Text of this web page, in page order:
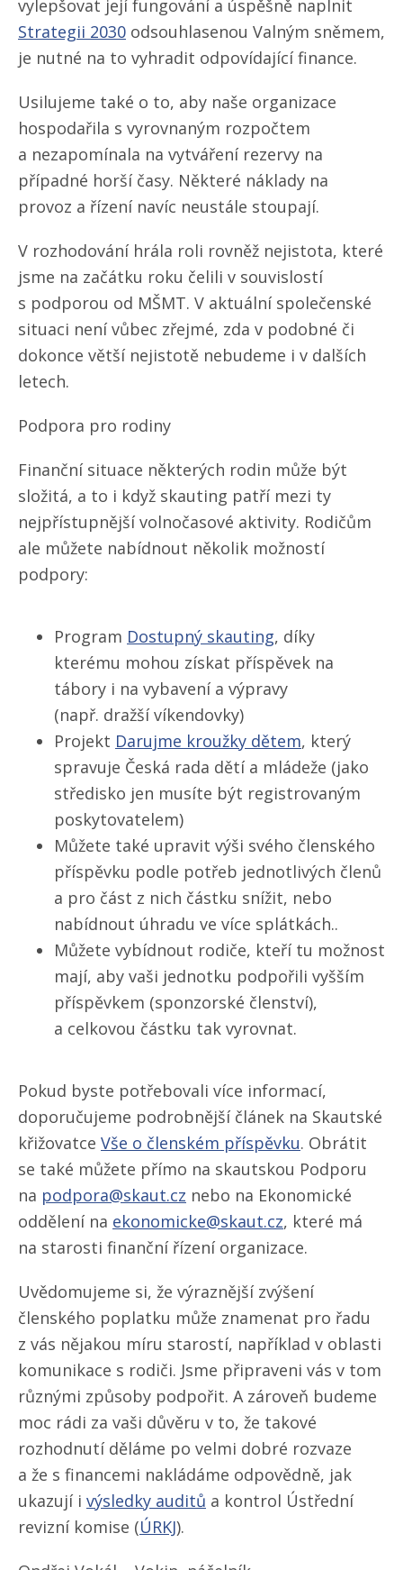
vylepšovat její fungování a úspěšně naplnit
Strategii 2030 odsouhlasenou Valným sněmem,
je nutné na to vyhradit odpovídající finance.
Usilujeme také o to, aby naše organizace
hospodařila s vyrovnaným rozpočtem
a nezapomínala na vytváření rezervy na
případné horší časy. Některé náklady na
provoz a řízení navíc neustále stoupají.
V rozhodování hrála roli rovněž nejistota, které
jsme na začátku roku čelili v souvislostí
s podporou od MŠMT. V aktuální společenské
situaci není vůbec zřejmé, zda v podobné či
dokonce větší nejistotě nebudeme i v dalších
letech.
Podpora pro rodiny
Finanční situace některých rodin může být
složitá, a to i když skauting patří mezi ty
nejpřístupnější volnočasové aktivity. Rodičům
ale můžete nabídnout několik možností
podpory:
Program Dostupný skauting, díky
kterému mohou získat příspěvek na
tábory i na vybavení a výpravy
(např. dražší víkendovky)
Projekt Darujme kroužky dětem, který
spravuje Česká rada dětí a mládeže (jako
středisko jen musíte být registrovaným
poskytovatelem)
Můžete také upravit výši svého členského
příspěvku podle potřeb jednotlivých členů
a pro část z nich částku snížit, nebo
nabídnout úhradu ve více splátkách..
Můžete vybídnout rodiče, kteří tu možnost
mají, aby vaši jednotku podpořili vyšším
příspěvkem (sponzorské členství),
a celkovou částku tak vyrovnat.
Pokud byste potřebovali více informací,
doporučujeme podrobnější článek na Skautské
křižovatce Vše o členském příspěvku. Obrátit
se také můžete přímo na skautskou Podporu
na podpora@skaut.cz nebo na Ekonomické
oddělení na ekonomicke@skaut.cz, které má
na starosti finanční řízení organizace.
Uvědomujeme si, že výraznější zvýšení
členského poplatku může znamenat pro řadu
z vás nějakou míru starostí, například v oblasti
komunikace s rodiči. Jsme připraveni vás v tom
různými způsoby podpořit. A zároveň budeme
moc rádi za vaši důvěru v to, že takové
rozhodnutí děláme po velmi dobré rozvaze
a že s financemi nakládáme odpovědně, jak
ukazují i výsledky auditů a kontrol Ústřední
revizní komise (ÚRKJ).